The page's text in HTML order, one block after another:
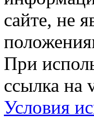
сайте, не
При
ссылка на
Условия